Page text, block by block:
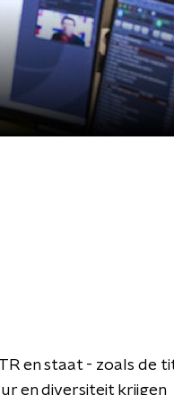
en staat - zoals de
en diversiteit krijgen